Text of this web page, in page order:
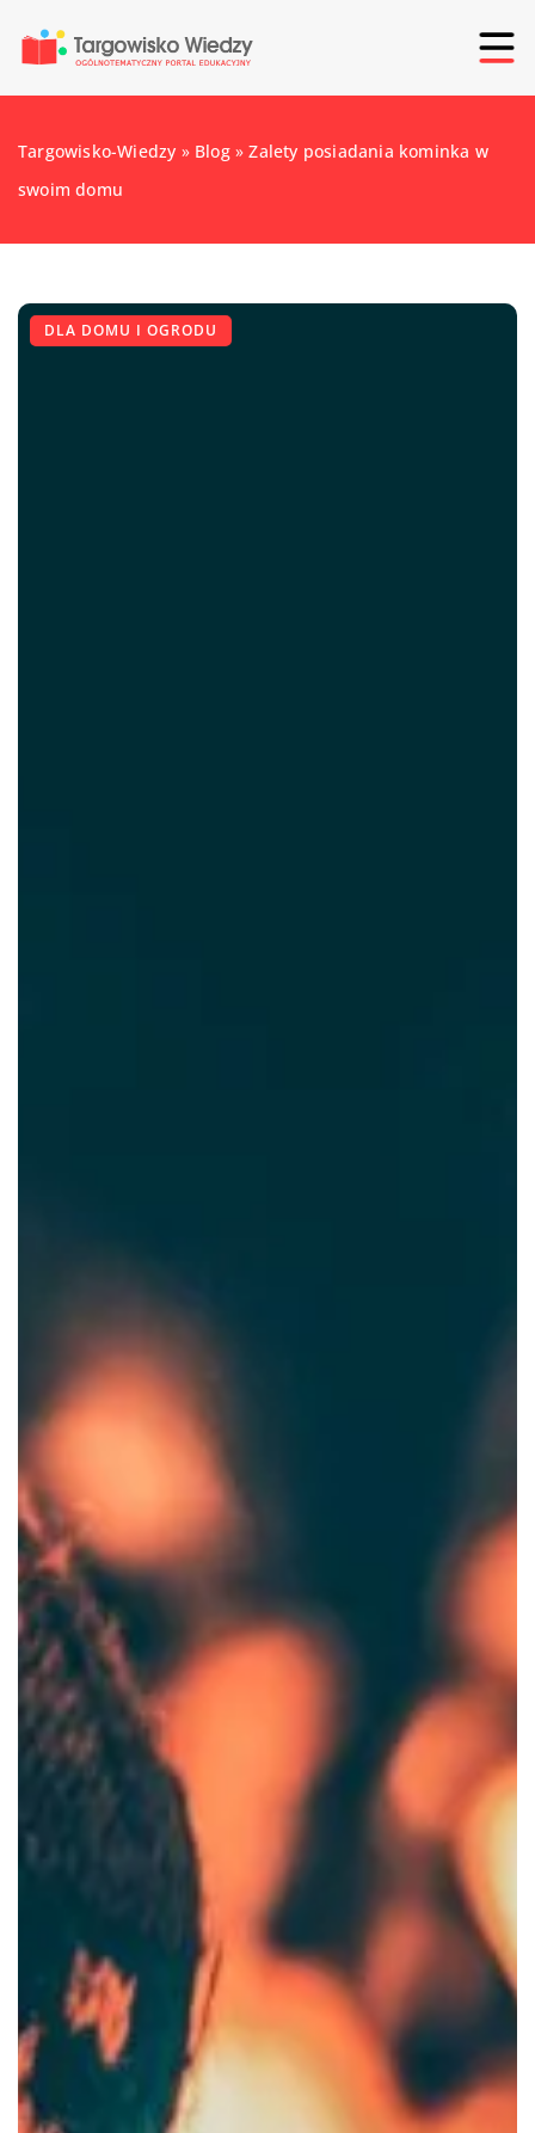
Targowisko-Wiedzy » Blog»Zalety posiadania kominka w
swoim domu
DLA DOMU I OGRODU